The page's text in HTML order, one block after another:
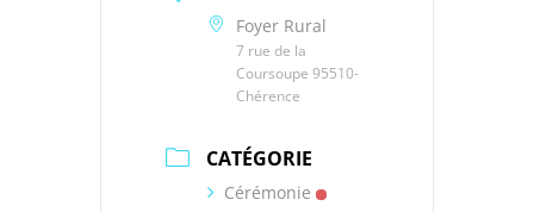
Foyer Rural
7 rue de la
Coursoupe 95510-
Chérence
CATÉGORIE
Cérémonie